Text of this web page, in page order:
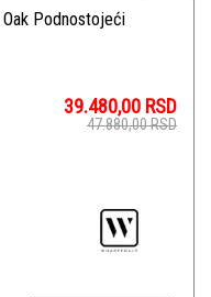
Podnostojeći
39.480,00 RSD
47.880,00RSD